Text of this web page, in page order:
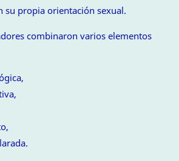
su propia orientación sexual.
combinaron varios elementos